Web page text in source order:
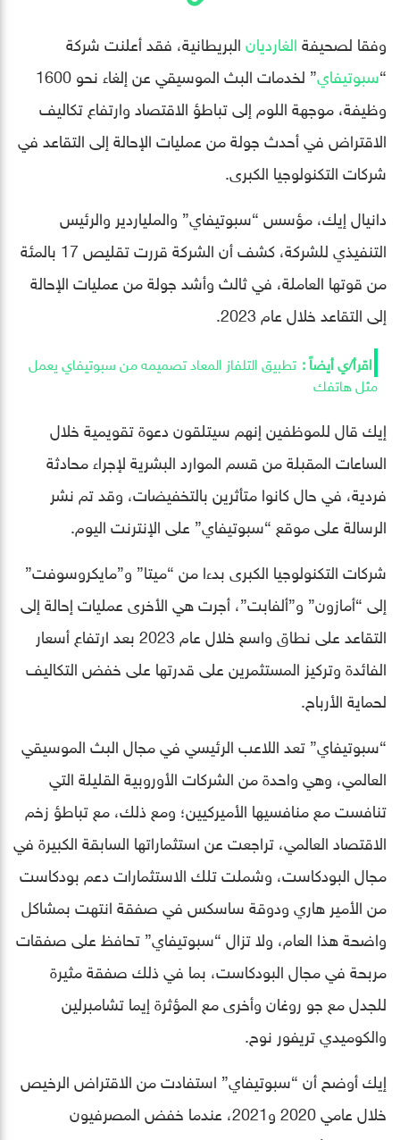
وفقا لصحيفةالغارديانالبريطانية، فقد أعلنت شركة
“سبوتيفاي
” لخدمات البث الموسيقي عن إلغاء نحو 1600
وظيفة، موجهة اللوم إلى تباطؤ الاقتصاد وارتفاع تكاليف
الاقتراض في أحدث جولة من عمليات الإحالة إلى التقاعد في
شركات التكنولوجيا الكبرى.
دانيال إيك، مؤسس “سبوتيفاي” والملياردير والرئيس
التنفيذي للشركة، كشف أن الشركة قررت تقليص 17 بالمئة
من قوتها العاملة، في ثالث وأشد جولة من عمليات الإحالة
إلى التقاعد خلال عام 2023.
تطبيق التلفاز المعاد تصميمه من سبوتيفاي يعمل
مثل هاتفك
إيك قال للموظفين إنهم سيتلقون دعوة تقويمية خلال
الساعات المقبلة من قسم الموارد البشرية لإجراء محادثة
فردية، في حال كانوا متأثرين بالتخفيضات، وقد تم نشر
الرسالة على موقع “سبوتيفاي” على الإنترنت اليوم.
شركات التكنولوجيا الكبرى بدءا من “ميتا” و”مايكروسوفت”
إلى “أمازون” و”ألفابت”، أجرت هي الأخرى عمليات إحالة إلى
التقاعد على نطاق واسع خلال عام 2023 بعد ارتفاع أسعار
الفائدة وتركيز المستثمرين على قدرتها على خفض التكاليف
لحماية الأرباح.
“سبوتيفاي” تعد اللاعب الرئيسي في مجال البث الموسيقي
العالمي، وهي واحدة من الشركات الأوروبية القليلة التي
تنافست مع منافسيها الأميركيين؛ ومع ذلك، مع تباطؤ زخم
الاقتصاد العالمي، تراجعت عن استثماراتها السابقة الكبيرة في
مجال البودكاست، وشملت تلك الاستثمارات دعم بودكاست
من الأمير هاري ودوقة ساسكس في صفقة انتهت بمشاكل
واضحة هذا العام، ولا تزال “سبوتيفاي” تحافظ على صفقات
مربحة في مجال البودكاست، بما في ذلك صفقة مثيرة
للجدل مع جو روغان وأخرى مع المؤثرة إيما تشامبرلين
والكوميدي تريفور نوح.
إيك أوضح أن “سبوتيفاي” استفادت من الاقتراض الرخيص
خلال عامي 2020 و2021، عندما خفض المصرفيون